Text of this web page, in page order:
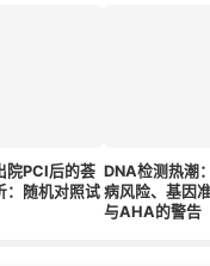
院PCI后的荟
：随机对照试
DNA检测热潮
病风险、基因准
与AHA的警告